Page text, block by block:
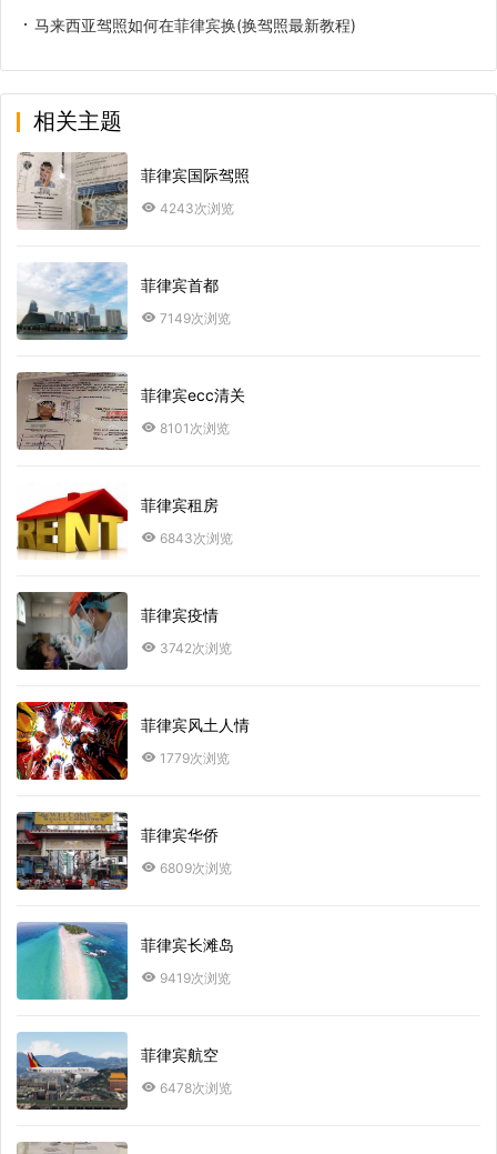
马来西亚驾照如何在菲律宾换(换驾照最新教程)
相关主题
菲律宾国际驾照
4243次浏览
菲律宾首都
7149次浏览
菲律宾ecc清关
8101次浏览
菲律宾租房
6843次浏览
菲律宾疫情
3742次浏览
菲律宾风土人情
1779次浏览
菲律宾华侨
6809次浏览
菲律宾长滩岛
9419次浏览
菲律宾航空
6478次浏览